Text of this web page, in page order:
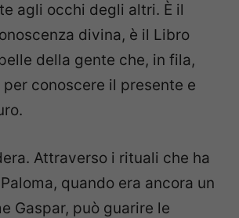
agli occhi degli altri. È il
divina, è il Libro
della gente che, in fila,
conoscere il presente e
Attraverso i rituali che ha
quando era ancora un
Gaspar, può guarire le